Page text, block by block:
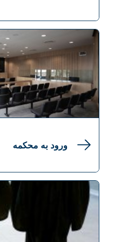
ورود به محکمه